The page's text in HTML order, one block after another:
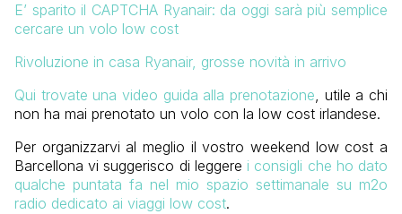
E’ sparito il CAPTCHA Ryanair: da oggi sarà più semplice
cercare un volo low cost
Rivoluzione in casa Ryanair, grosse novità in arrivo
Qui trovate una video guida alla prenotazione, utile a chi
non ha mai prenotato un volo con la low cost irlandese.
Per organizzarvi al meglio il vostro weekend low cost a
Barcellona vi suggerisco di leggere i consigli che ho dato
qualche puntata fa nel mio spazio settimanale su m2o
radio dedicato ai viaggi low cost.